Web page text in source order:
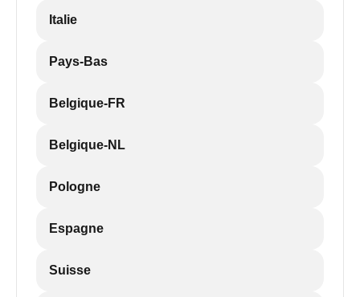
Italie
Pays-Bas
Belgique-FR
Belgique-NL
Pologne
Espagne
Suisse